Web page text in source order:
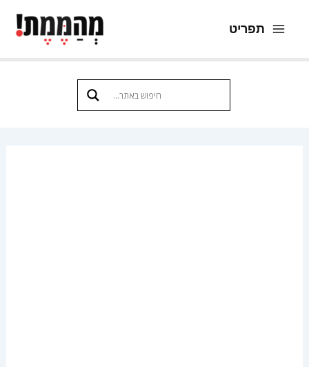
לתוכן
תפריט